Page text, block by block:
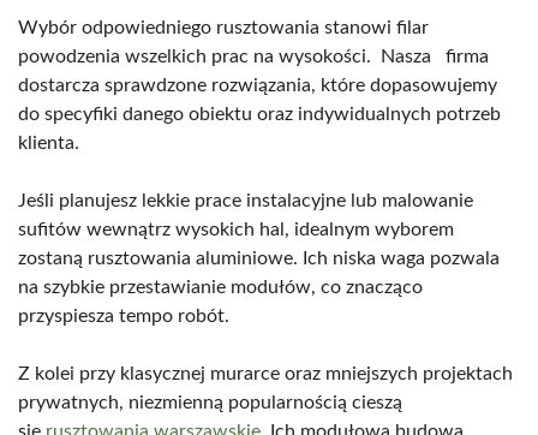
Wybór odpowiedniego rusztowania stanowi filar
powodzenia wszelkich prac na wysokości. Nasza firma
dostarcza sprawdzone rozwiązania, które dopasowujemy
do specyfiki danego obiektu oraz indywidualnych potrzeb
klienta.
Jeśli planujesz lekkie prace instalacyjne lub malowanie
sufitów wewnątrz wysokich hal, idealnym wyborem
zostaną rusztowania aluminiowe. Ich niska waga pozwala
na szybkie przestawianie modułów, co znacząco
przyspiesza tempo robót.
Z kolei przy klasycznej murarce oraz mniejszych projektach
prywatnych, niezmienną popularnością cieszą